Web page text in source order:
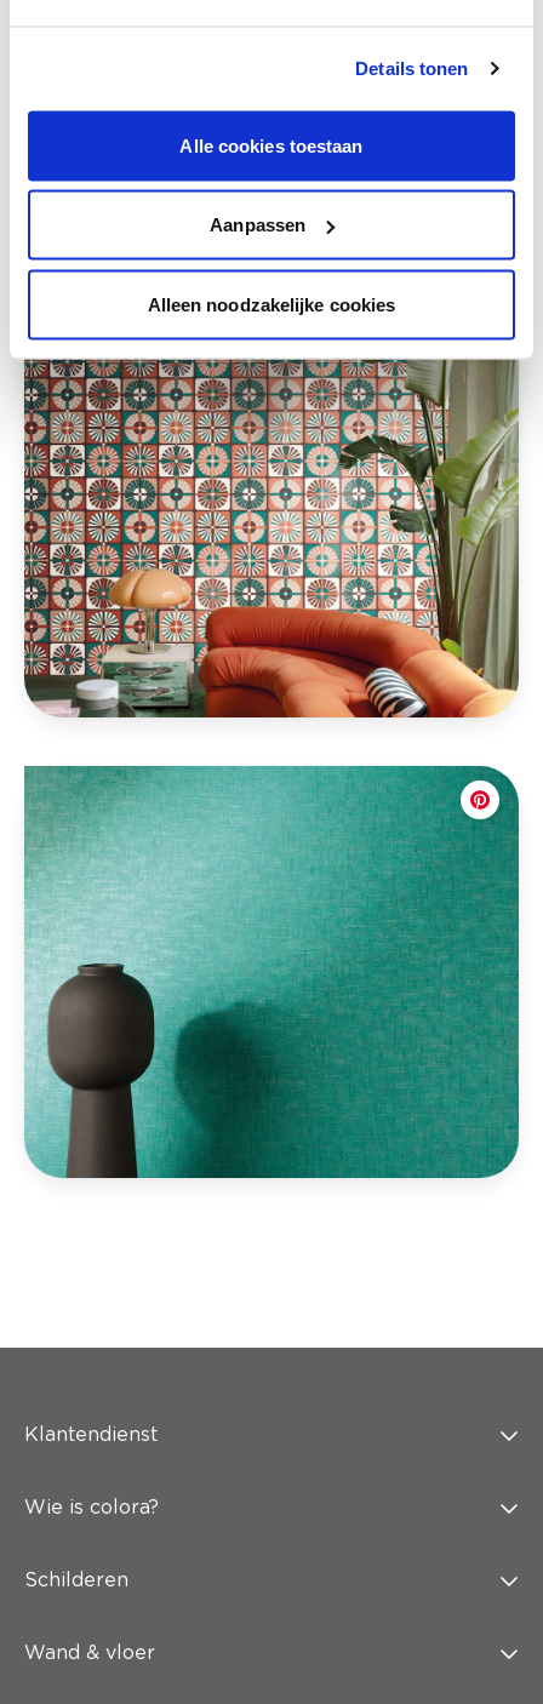
Details tonen
Alle cookies toestaan
Aanpassen
Alleen noodzakelijke cookies
Klantendienst
Wie is colora?
Schilderen
Wand & vloer